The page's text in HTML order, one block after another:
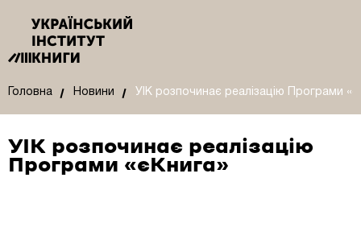
Головна Новини УІК розпочинає реалізацію Програми
УІК розпочинає реалізацію
Програми «єКнига»